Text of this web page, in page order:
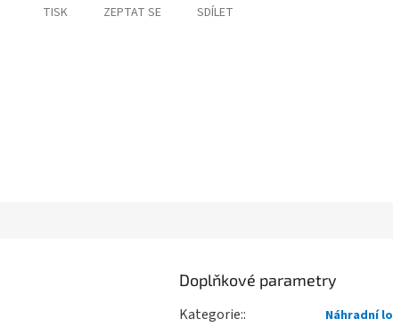
TISK ZEPTAT SE SDÍLET
Doplňkové parametry
Kategorie: Náhradní